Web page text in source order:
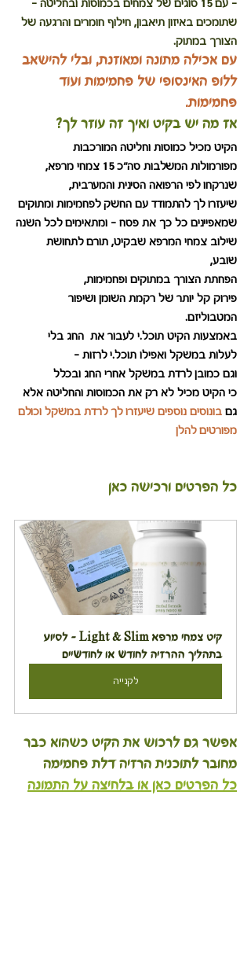
– עם 15 סוגים של צמחים
בכמוסות ובחליטה –
שתומכים באיזון תיאבון, חילוף חומרים והרגעה של
הצורך במתוק.
עם אכילה מתונה ומאוזנת, ובלי להישאב
ללופ האינסופי של פחמימות ועוד
פחמימות.
אז מה יש בקיט ואיך זה עוזר לך?
הקיט מכיל כמוסות וחליטה המורכבות
מפורמולות המשלבות סה"כ 15 צמחי מרפא,
שנרקחו לפי הרפואה הסינית והמערבית,
שיעזרו לך להתמודד עם החשק לפחמימות ומתוקים
שמאפיינים כל כך את פסח - ומתאימים לכל השנה
שילוב צמחי המרפא שבקיט, תורם לתחושת
שובע,
הפחתת הצורך במתוקים ופחמימות,
פירוק קל יותר של רקמת השומן ושיפור
המטבוליזם.
באמצעות הקיט תוכל.י לעבור את  החג בלי
לעלות במשקל ואפילו תוכל.י לרזות -
וגם כמובן לרדת במשקל אחרי החג ובכלל
כי הקיט מכיל לא רק את הכמוסות והחליטה אלא
גם בונוסים נוספים שיעזרו לך לרדת במשקל וכולם
מפורטים להלן
כל הפרטים ורכישה כאן
קיט צמחי מרפא Light & Slim - לסיוע
בתהליך ההרזיה לחודש או לחודשיים
לקנייה
אפשר גם לרכוש את הקיט כשהוא כבר
מחובר לתוכנית הרזיה דלת פחמימה
כל הפרטים כאן או בלחיצה על התמונה